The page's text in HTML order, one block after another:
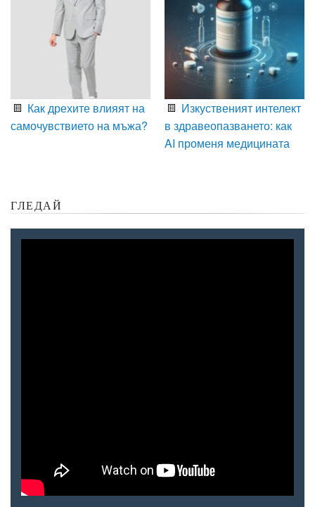
Как дрехите влияят на
самочувствието на мъжа?
Изкуственият интелект
в здравеопазването: как
AI променя медицината
ГЛЕДАЙ